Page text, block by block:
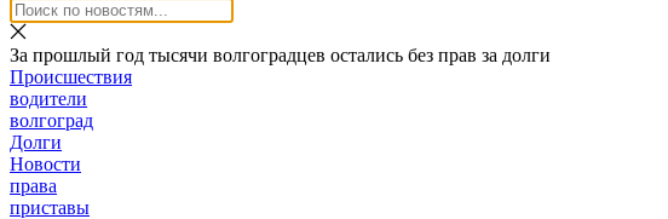
За прошлый год тысячи волгоградцев остались без прав за долги
Происшествия
водители
волгоград
Долги
Новости
права
приставы